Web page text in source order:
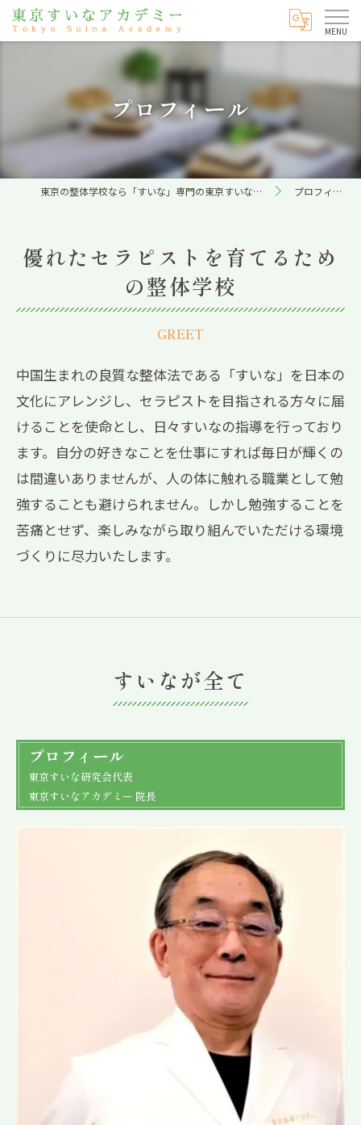
プロフィール
東京の整体学校なら「すいな」専門の東京すいなアカデミー プロフィール
優れたセラピストを育てるため
の整体学校
GREET
中国生まれの良質な整体法である「すいな」を日本の
文化にアレンジし、セラピストを目指される方々に届
けることを使命とし、日々すいなの指導を行っており
ます。自分の好きなことを仕事にすれば毎日が輝くの
は間違いありませんが、人の体に触れる職業として勉
強することも避けられません。しかし勉強することを
苦痛とせず、楽しみながら取り組んでいただける環境
づくりに尽力いたします。
すいなが全て
プロフィール
東京すいな研究会代表
東京すいなアカデミー 院長